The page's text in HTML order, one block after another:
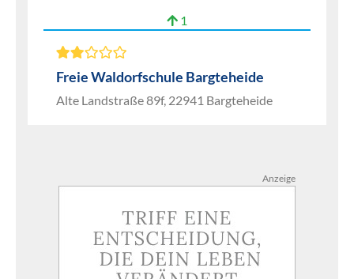
1
Freie Waldorfschule Bargteheide
Alte Landstraße 89f, 22941 Bargteheide
Anzeige